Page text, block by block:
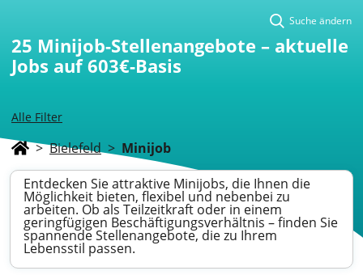
Alle Filter
Suche ändern
25 Minijob-Stellenangebote – aktuelle
Jobs auf 603€-Basis
> Bielefeld > Minijob
Entdecken Sie attraktive Minijobs, die Ihnen die
Möglichkeit bieten, flexibel und nebenbei zu
arbeiten. Ob als Teilzeitkraft oder in einem
geringfügigen Beschäftigungsverhältnis – finden Sie
spannende Stellenangebote, die zu Ihrem
Lebensstil passen.